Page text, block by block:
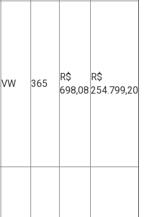
VW 365
R$
698,08
R$
254.799,20